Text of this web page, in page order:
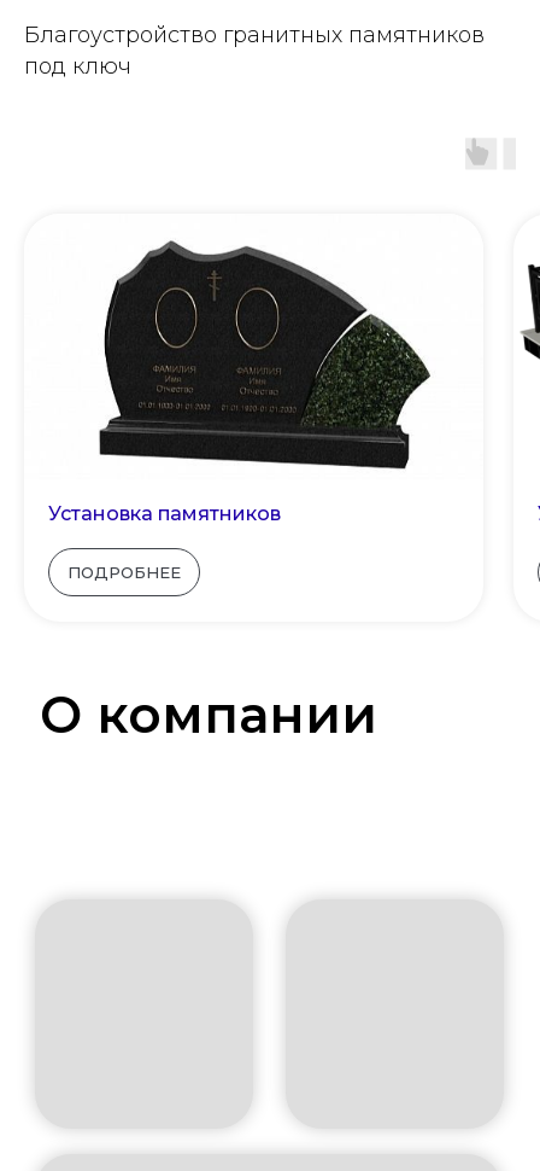
Благоустройство гранитных памятников
под ключ
Установка памятников
ПОДРОБНЕЕ
О компании